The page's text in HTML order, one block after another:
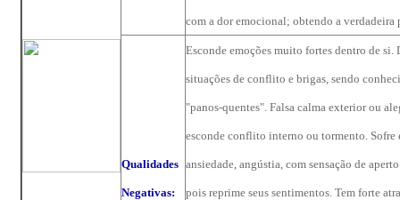
com a dor emocional; obtendo a verdadeira
Qualidades
Negativas:
Esconde emoções muito fortes dentro de si.
situações de conflito e brigas, sendo
"panos-quentes". Falsa calma exterior ou
esconde conflito interno ou tormento. Sofre
ansiedade, angústia, com sensação de
pois reprime seus sentimentos. Tem forte